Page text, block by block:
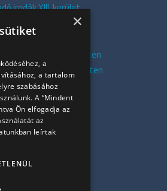
irodák XIII. kerület
irodák V. kerület
irodák XI. kerület
irodák Budapesten
irodák Budapesten
azonnali irodák
Összes iroda
Szolgáltatásaink
Referenciák
Irodapiaci hírek
30 949 9709
×
a
a tartalom
szabásához
A “Mindent
Ön elfogadja az
az
leírtak